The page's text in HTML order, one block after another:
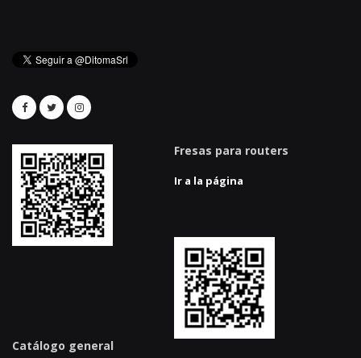
Fresas para routers
Ir a la página
Catálogo general